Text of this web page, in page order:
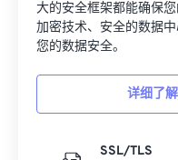
大的安全框架都能确保
加密技术、安全的数据
您的数据安全。
详细了
SSL/TLS